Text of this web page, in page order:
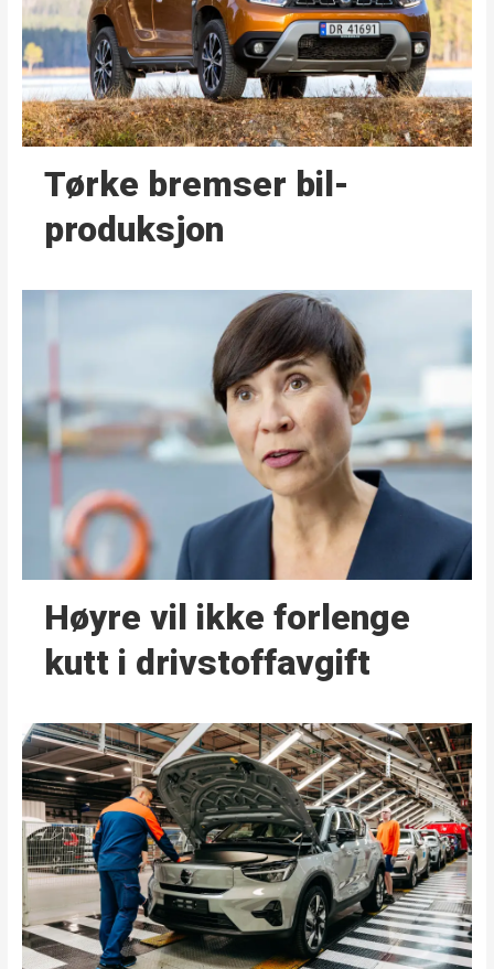
Tørke bremser bil­
produksjon
Høyre vil ikke forlenge
kutt i drivstoffavgift